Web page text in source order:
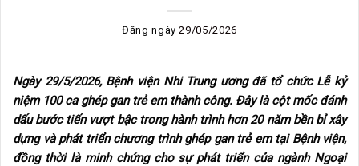
Đăng ngày29/05/2026
Ngày 29/5/2026, Bệnh viện Nhi Trung ương đã tổ chức Lễ kỷ
niệm 100 ca ghép gan trẻ em thành công. Đây là cột mốc đánh
dấu bước tiến vượt bậc trong hành trình hơn 20 năm bền bỉ xây
dựng và phát triển chương trình ghép gan trẻ em tại Bệnh viện,
đồng thời là minh chứng cho sự phát triển của ngành Ngoại